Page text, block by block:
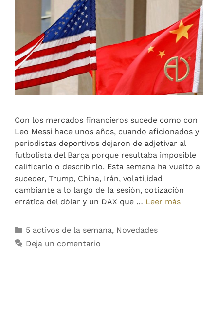
Con los mercados financieros sucede como con
Leo Messi hace unos años, cuando aficionados y
periodistas deportivos dejaron de adjetivar al
futbolista del Barça porque resultaba imposible
calificarlo o describirlo. Esta semana ha vuelto a
suceder, Trump, China, Irán, volatilidad
cambiante a lo largo de la sesión, cotización
errática del dólar y un DAX que … Leer más
5 activos de la semana, Novedades
Deja un comentario